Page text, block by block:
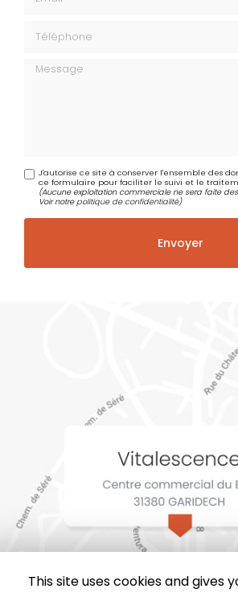
Message
J'autorise ce site à conserver l'ensemble des
ce formulaire pour faciliter le suivi et le
(Aucune exploitation commerciale ne sera faite
Voir notrepolitique de confidentialité)
This site uses cookies and gives